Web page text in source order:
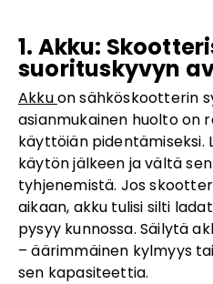
1. Akku:
suorituskyvyn
Akkuon sähköskootterin
asianmukainen huolto on
käyttöiän pidentämiseksi.
käytön jälkeen ja vältä
tyhjenemistä. Jos
aikaan, akku tulisi silti
pysyy kunnossa. Säilytä
– äärimmäinen kylmyys
sen kapasiteettia.